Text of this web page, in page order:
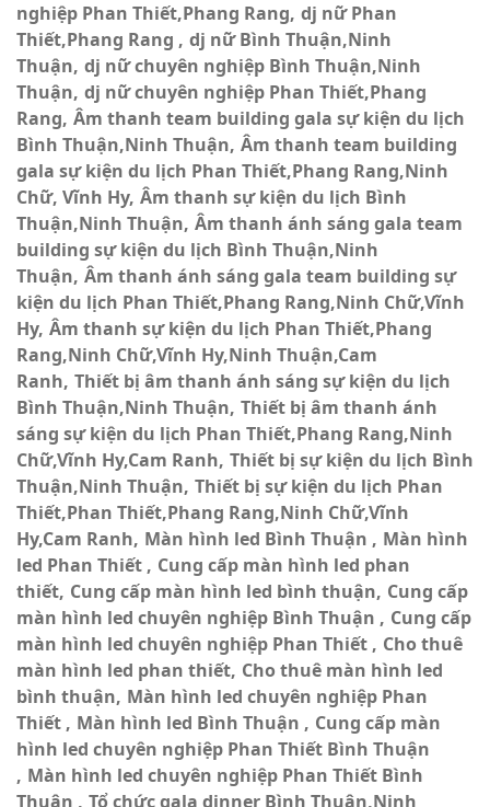
nghiệp Phan Thiết,Phang Rang dj nữ Phan
Thiết,Phang Rang
dj nữ Bình Thuận,Ninh
Thuận dj nữ chuyên nghiệp Bình Thuận,Ninh
Thuận dj nữ chuyên nghiệp Phan Thiết,Phang
Rang Âm thanh team building gala sự kiện du lịch
Bình Thuận,Ninh Thuận Âm thanh team building
gala sự kiện du lịch Phan Thiết,Phang Rang,Ninh
Chữ, Vĩnh Hy Âm thanh sự kiện du lịch Bình
Thuận,Ninh Thuận Âm thanh ánh sáng gala team
building sự kiện du lịch Bình Thuận,Ninh
Thuận Âm thanh ánh sáng gala team building sự
kiện du lịch Phan Thiết,Phang Rang,Ninh Chữ,Vĩnh
Hy Âm thanh sự kiện du lịch Phan Thiết,Phang
Rang,Ninh Chữ,Vĩnh Hy,Ninh Thuận,Cam
Ranh Thiết bị âm thanh ánh sáng sự kiện du lịch
Bình Thuận,Ninh Thuận Thiết bị âm thanh ánh
sáng sự kiện du lịch Phan Thiết,Phang Rang,Ninh
Chữ,Vĩnh Hy,Cam Ranh Thiết bị sự kiện du lịch Bình
Thuận,Ninh Thuận Thiết bị sự kiện du lịch Phan
Thiết,Phan Thiết,Phang Rang,Ninh Chữ,Vĩnh
Hy,Cam Ranh Màn hình led Bình Thuận
Màn hình
led Phan Thiết
Cung cấp màn hình led phan
thiết Cung cấp màn hình led bình thuận Cung cấp
màn hình led chuyên nghiệp Bình Thuận
Cung cấp
màn hình led chuyên nghiệp Phan Thiết
Cho thuê
màn hình led phan thiết Cho thuê màn hình led
bình thuận Màn hình led chuyên nghiệp Phan
Thiết
Màn hình led Bình Thuận
Cung cấp màn
hình led chuyên nghiệp Phan Thiết Bình Thuận
Màn hình led chuyên nghiệp Phan Thiết Bình
Thuận
Tổ chức gala dinner Bình Thuận,Ninh